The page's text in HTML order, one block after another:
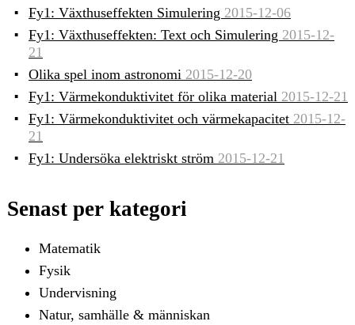
Fy1: Växthuseffekten Simulering 2015-12-06
Fy1: Växthuseffekten: Text och Simulering 2015-12-
21
Olika spel inom astronomi 2015-12-20
Fy1: Värmekonduktivitet för olika material 2015-12-21
Fy1: Värmekonduktivitet och värmekapacitet 2015-12-
21
Fy1: Undersöka elektriskt ström 2015-12-21
Senast per kategori
Matematik
Fysik
Undervisning
Natur, samhälle & människan